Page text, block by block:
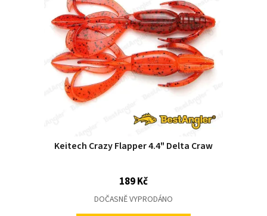
Keitech Crazy Flapper 4.4" Delta Craw
189 Kč
DOČASNĚ VYPRODÁNO